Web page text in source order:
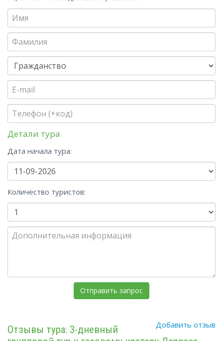
Детали тура
Дата начала тура:
Количество туристов:
Добавить отзыв
Отзывы тура: 3-дневный